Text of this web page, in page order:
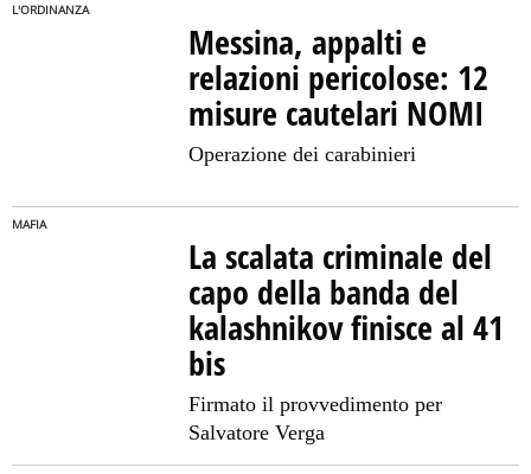
L'ORDINANZA
Messina, appalti e
relazioni pericolose: 12
misure cautelari NOMI
Operazione dei carabinieri
MAFIA
La scalata criminale del
capo della banda del
kalashnikov finisce al 41
bis
Firmato il provvedimento per
Salvatore Verga